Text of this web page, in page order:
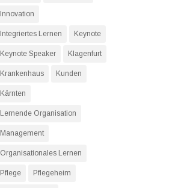
Innovation
Integriertes Lernen Keynote
Keynote Speaker Klagenfurt
Krankenhaus Kunden
Kärnten
Lernende Organisation
Management
Organisationales Lernen
Pflege Pflegeheim